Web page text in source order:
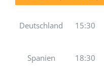
Deutschland 15:30
Spanien 18:30